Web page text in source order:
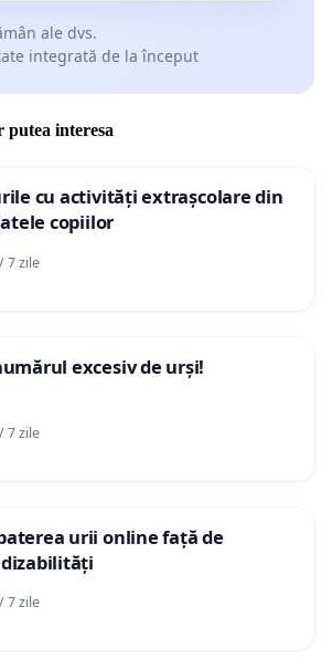
ale dvs.
integrată de la început
putea interesa
cu activități extrașcolare din
copiilor
7 zile
excesiv de urși!
7 zile
urii online față de
7 zile